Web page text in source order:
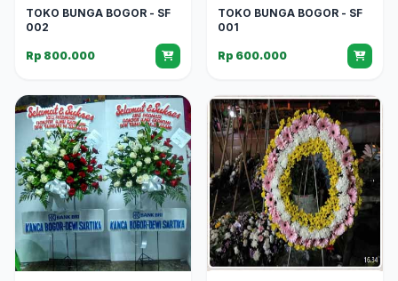
TOKO BUNGA BOGOR - SF
002
Rp 800.000
TOKO BUNGA BOGOR - SF
001
Rp 600.000